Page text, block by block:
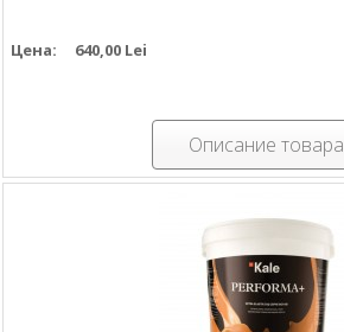
Цена: 640,00 Lei
Описание товара